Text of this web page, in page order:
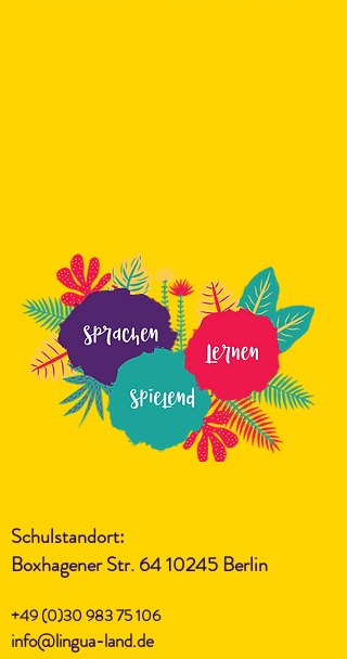
Schulstandort:
Boxhagener Str.64 10245 Berlin
+49 (0)30 983 75 106
info@lingua-land.de